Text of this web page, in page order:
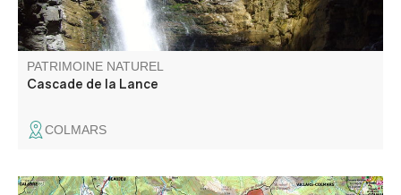
PATRIMOINE NATUREL
Cascade de la Lance
COLMARS